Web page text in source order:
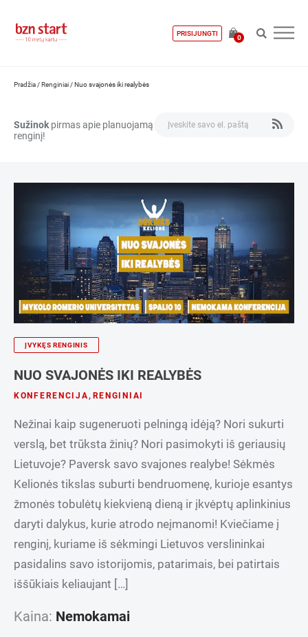
PRISIJUNGTI
0
Pradžia /Renginiai /Nuo svajonės iki realybės
Sužinok pirmas apie planuojamą
renginį!
ĮVYKĘS RENGINIS
NUO SVAJONĖS IKI REALYBĖS
KONFERENCIJA, RENGINIAI
Nežinai kaip sugeneruoti pelningą idėją? Nori sukurti
verslą, bet trūksta žinių? Nori pasimokyti iš geriausių
Lietuvoje? Paversk savo svajones realybe! Sėkmės
Kelionės tikslas suburti bendruomenę, kurioje esantys
žmonės tobulėtų kiekvieną dieną ir įkvėptų aplinkinius
daryti dalykus, kurie atrodo neįmanomi! Kviečiame į
renginį, kuriame iš sėkmingi Lietuvos verslininkai
pasidalins savo istorijomis, patarimais, bei patirtais
iššūkiais keliaujant […]
Kaina: Nemokamai